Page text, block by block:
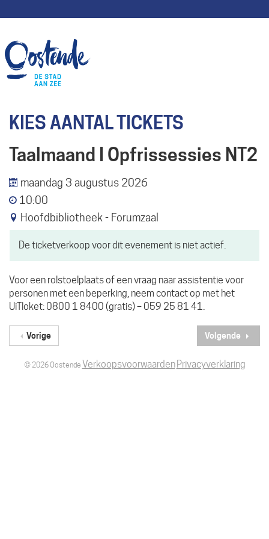
KIES AANTAL TICKETS
Taalmaand I Opfrissessies NT2
maandag 3 augustus 2026
10:00
Hoofdbibliotheek - Forumzaal
De ticketverkoop voor dit evenement is niet actief.
Voor een rolstoelplaats of een vraag naar assistentie voor
personen met een beperking, neem contact op met het
UiTloket: 0800 1 8400 (gratis) – 059 25 81 41.
Vorige Volgende
© 2026 Oostende Verkoopsvoorwaarden Privacyverklaring